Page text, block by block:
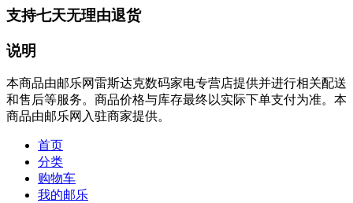
支持七天无理由退货
说明
本商品由邮乐网雷斯达克数码家电专营店提供并进行相关配送
和售后等服务。商品价格与库存最终以实际下单支付为准。本
商品由邮乐网入驻商家提供。
首页
分类
购物车
我的邮乐